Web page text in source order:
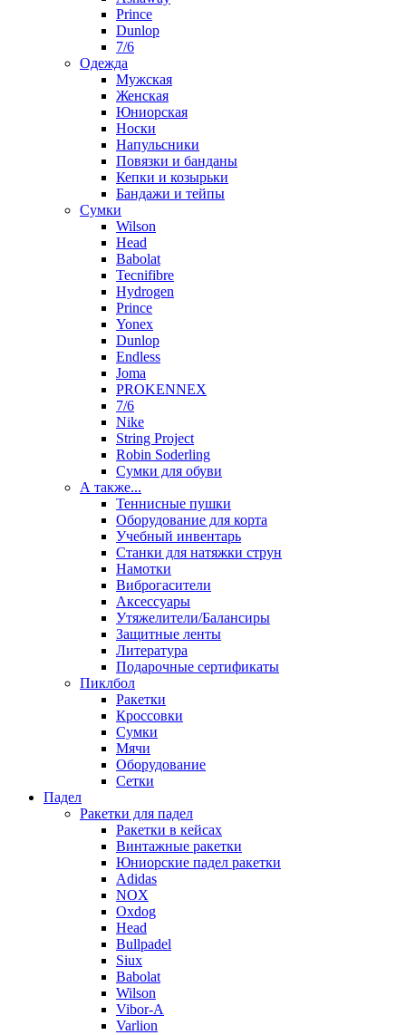
Prince
Dunlop
7/6
Одежда
Мужская
Женская
Юниорская
Носки
Напульсники
Повязки и банданы
Кепки и козырьки
Бандажи и тейпы
Сумки
Wilson
Head
Babolat
Tecnifibre
Hydrogen
Prince
Yonex
Dunlop
Endless
Joma
PROKENNEX
7/6
Nike
String Project
Robin Soderling
Сумки для обуви
А также...
Теннисные пушки
Оборудование для корта
Учебный инвентарь
Станки для натяжки струн
Намотки
Виброгасители
Аксессуары
Утяжелители/Балансиры
Защитные ленты
Литература
Подарочные сертификаты
Пиклбол
Ракетки
Кроссовки
Сумки
Мячи
Оборудование
Сетки
Падел
Ракетки для падел
Ракетки в кейсах
Винтажные ракетки
Юниорские падел ракетки
Adidas
NOX
Oxdog
Head
Bullpadel
Siux
Babolat
Wilson
Vibor-A
Varlion